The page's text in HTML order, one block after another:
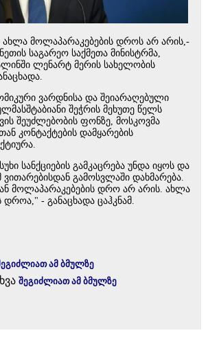
ახლა მოლაპარაკებების დროს არ არის,-
საგარეო საქმეთა მინისტრმა,
ლენარტ მერის სახელობის
ვარდნისა და შეიარაღებული
შეჭრის მეხუთე წელს
შეუძლებობის ფონზე, მოსკოვმა
კონტაქტების დამყარების
სანქციების გამკაცრება უნდა იყოს და
გამოსვლაში დახმარება.
ან მოლაპარაკებების დრო არ არის. ახლა
- განაცხადა ცაჰკნამ.
ამ ბმულზე
შეგიძლიათ ამ ბმულზე